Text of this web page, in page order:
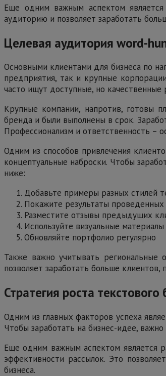
Еще одним важным аспектом является
аудиторию и позволяет заработать
Целевая аудитория word-
Основными клиентами для бизнеса по
предприятия, так и крупные
часто ищут доступные, но качественные
Крупные компании, напротив, готовы
бренда и были выполнены в срок.
Профессионализм и ответственность –
Одним из способов привлечения
концептуальные наброски. Чтобы
ниже:
Добавьте примеры разных стилей
Покажите результаты проведенных
Разместите отзывы предыдущих
Используйте визуальные материалы
Обновляйте портфолио регулярно
Также важно учитывать региональные
позволяет заработать больше
Стратегия роста
Одним из главных факторов успеха
Чтобы заработать на бизнес-идее,
Еще одним важным аспектом является
эффективности рассылок. Это
бизнеса.